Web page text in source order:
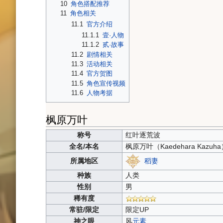
10 角色搭配推荐
11 角色相关
11.1 官方介绍
11.1.1 壹·人物
11.1.2 贰·故事
11.2 剧情相关
11.3 活动相关
11.4 官方贺图
11.5 角色宣传视频
11.6
人物考据
枫原万叶
称号
红叶逐荒波
全名/本名
枫原万叶（Kaedehara Kazuha
所属地区
稻妻
种族
人类
性别
男
稀有度
常驻/限定
限定UP
神之眼
风元素